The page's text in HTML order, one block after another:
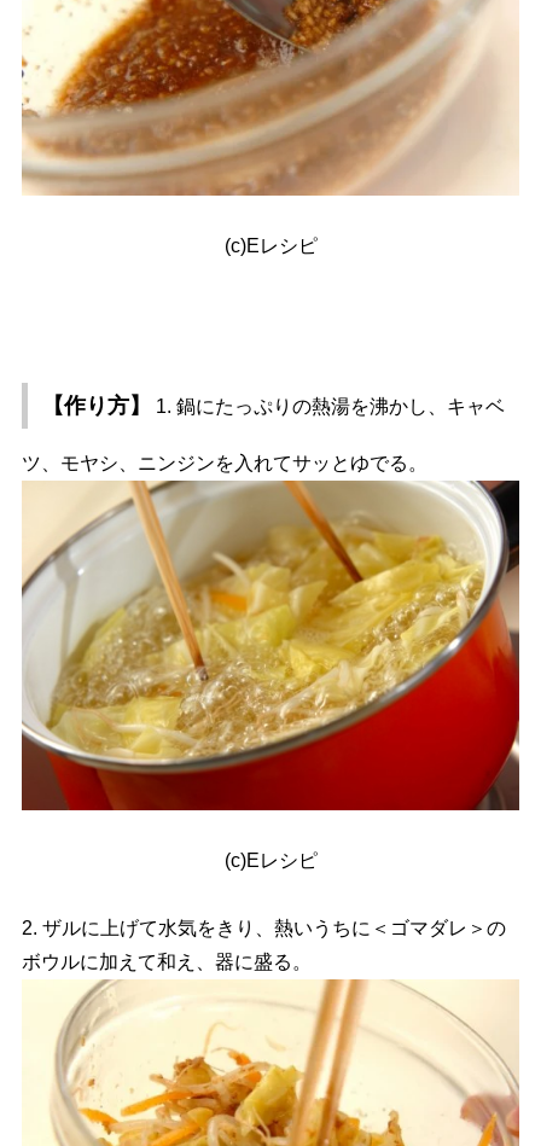
(c)Eレシピ
【作り方】 1. 鍋にたっぷりの熱湯を沸かし、キャベ
ツ、モヤシ、ニンジンを入れてサッとゆでる。
(c)Eレシピ
2. ザルに上げて水気をきり、熱いうちに＜ゴマダレ＞の
ボウルに加えて和え、器に盛る。